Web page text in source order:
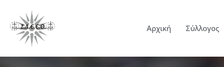
Αρχική Σύλλογος